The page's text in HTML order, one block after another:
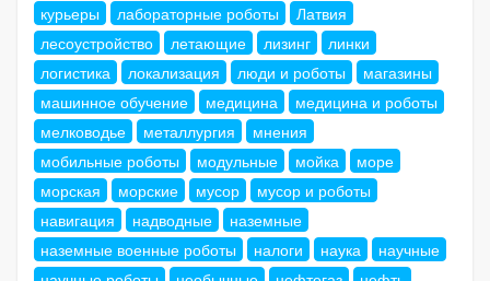
курьеры
лабораторные роботы
Латвия
лесоустройство
летающие лизинг
линки
логистика
локализация люди и роботы
магазины
машинное обучение
медицина
медицина и роботы
мелководье
металлургия
мнения
мобильные роботы
модульные мойка
море
морская
морские мусор
мусор и роботы
навигация
надводные
наземные
наземные военные роботы
налоги наука
научные